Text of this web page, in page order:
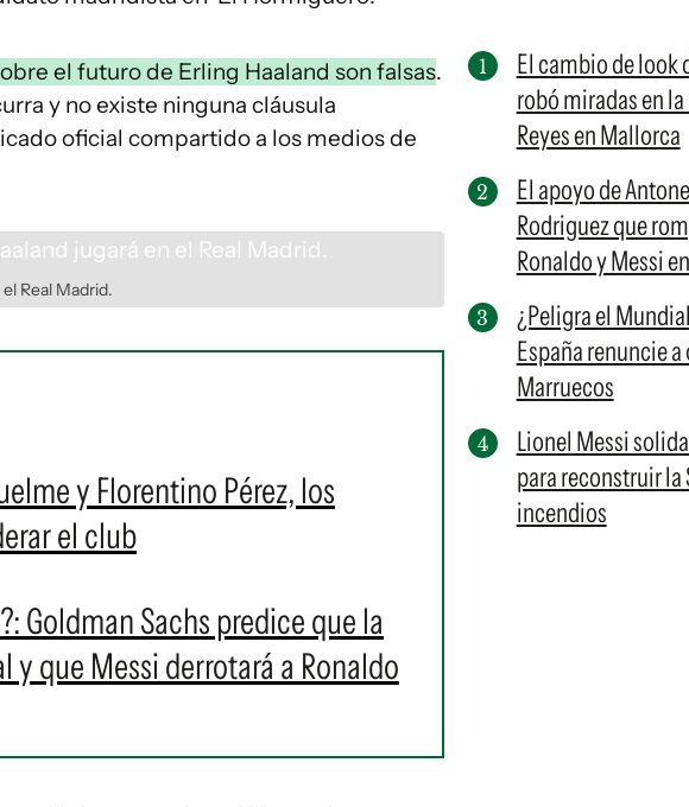
el futuro de Erling Haaland son falsas.
y no existe ninguna cláusula
oficial compartido a los medios de
Real Madrid.
y Florentino Pérez, los
el club
Goldman Sachs predice que la
y que Messi derrotará a Ronaldo
El cambio de look
robó miradas en
Reyes en Mallorca
El apoyo de
Rodriguez que
Ronaldo y Messi
¿Peligra el
España renuncie
Marruecos
Lionel Messi
para reconstruir la
incendios